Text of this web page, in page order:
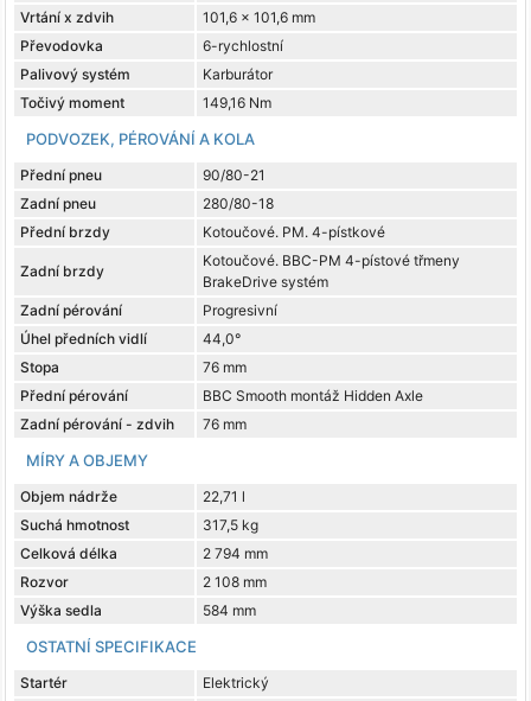
Vrtání x zdvih
101,6 x 101,6 mm
Převodovka
6-rychlostní
Palivový systém
Karburátor
Točivý moment
149,16 Nm
PODVOZEK, PÉROVÁNÍ A KOLA
Přední pneu
90/80-21
Zadní pneu
280/80-18
Přední brzdy
Kotoučové. PM. 4-pístkové
Zadní brzdy
Kotoučové. BBC-PM 4-pístové třmeny
BrakeDrive systém
Zadní pérování
Progresivní
Úhel předních vidlí
44,0°
Stopa
76 mm
Přední pérování
BBC Smooth montáž Hidden Axle
Zadní pérování - zdvih
76 mm
MÍRY A OBJEMY
Objem nádrže
22,71 l
Suchá hmotnost
317,5 kg
Celková délka
2 794 mm
Rozvor
2 108 mm
Výška sedla
584 mm
OSTATNÍ SPECIFIKACE
Startér Elektrický